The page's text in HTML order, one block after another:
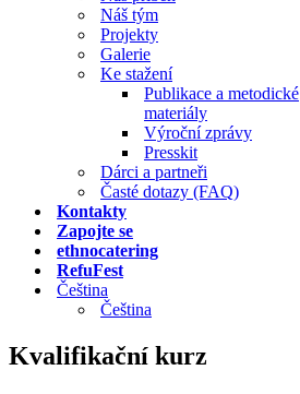
Náš tým
Projekty
Galerie
Ke stažení
Publikace a metodické
materiály
Výroční zprávy
Presskit
Dárci a partneři
Časté dotazy (FAQ)
Kontakty
Zapojte se
ethnocatering
RefuFest
Čeština
Čeština
Kvalifikační kurz